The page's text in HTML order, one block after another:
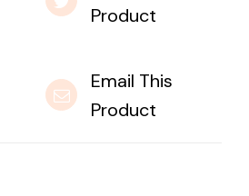
Product
Email This
Product